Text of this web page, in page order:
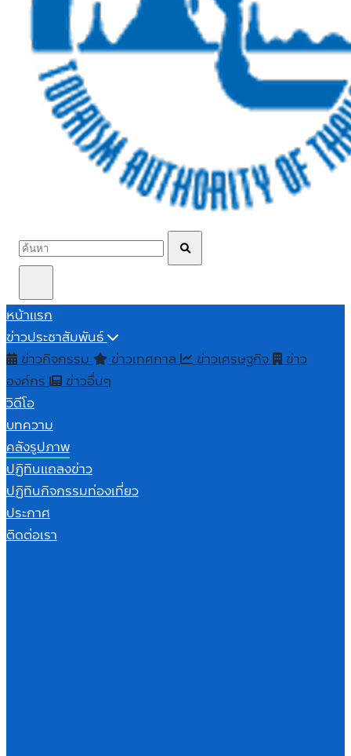
หน้าแรก
ข่าวประชาสัมพันธ์
ข่าวกิจกรรม
ข่าวเทศกาล ข่าวเศรษฐกิจ ข่าว
องค์กร
ข่าวอื่นๆ
วิดีโอ
บทความ
คลังรูปภาพ
ปฏิทินแถลงข่าว
ปฏิทินกิจกรรมท่องเที่ยว
ประกาศ
ติดต่อเรา